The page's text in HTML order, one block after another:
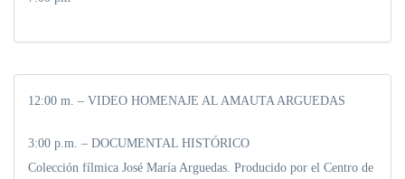
12:00 m. – VIDEO HOMENAJE AL AMAUTA ARGUEDAS
3:00 p.m. – DOCUMENTAL HISTÓRICO
Colección fílmica José María Arguedas. Producido por el Centro de